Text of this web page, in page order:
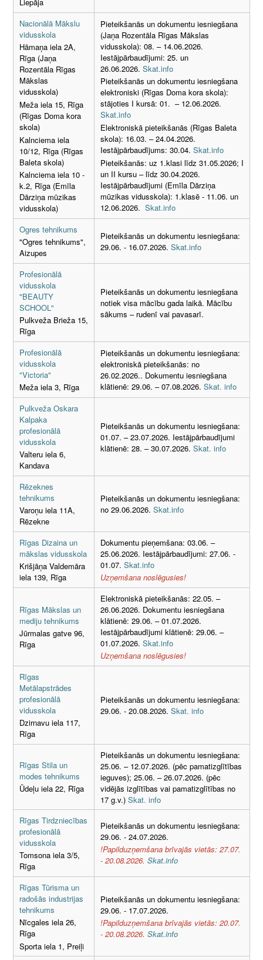
Liepāja
Nacionālā Mākslu
vidusskola
Hāmaņa iela 2A,
Rīga (Jaņa
Rozentāla Rīgas
Mākslas
vidusskola)
Meža iela 15, Rīga
(Rīgas Doma kora
skola)
Kalnciema iela
10/12, Rīga (Rīgas
Baleta skola)
Kalnciema iela 10 -
k.2, Rīga (Emīla
Dārziņa mūzikas
vidusskola)
Pieteikšanās un dokumentu iesniegšana
(Jaņa Rozentāla Rīgas Mākslas
vidusskola): 08. – 14.06.2026.
Iestājpārbaudījumi: 25. un
26.06.2026. Skat.info
Pieteikšanās un dokumentu iesniegšana
elektroniski (Rīgas Doma kora skola):
stājoties I kursā: 01. – 12.06.2026.
Skat.info
Elektroniskā pieteikšanās (Rīgas Baleta
skola): 16.03. – 24.04.2026.
Iestājpārbaudījums: 30.04. Skat.info
Pieteikšanās: uz 1.klasi līdz 31.05.2026; I
un II kursu – līdz 30.04.2026.
Iestājpārbaudījumi (Emīla Dārziņa
mūzikas vidusskola): 1.klasē - 11.06. un
12.06.2026. Skat.info
Ogres tehnikums
"Ogres tehnikums",
Aizupes
Pieteikšanās un dokumentu iesniegšana:
29.06. - 16.07.2026. Skat.info
Profesionālā
vidusskola
"BEAUTY
SCHOOL"
Pulkveža Brieža 15,
Rīga
Pieteikšanās un dokumentu iesniegšana
notiek visa mācību gada laikā. Mācību
sākums – rudenī vai pavasarī.
Profesionālā
vidusskola
"Victoria"
Meža iela 3, Rīga
Pieteikšanās un dokumentu iesniegšana:
elektroniskā pieteikšanās: no
26.02.2026.. Dokumentu iesniegšana
klātienē: 29.06. – 07.08.2026. Skat. info
Pulkveža Oskara
Kalpaka
profesionālā
vidusskola
Valteru iela 6,
Kandava
Pieteikšanās un dokumentu iesniegšana:
01.07. – 23.07.2026. Iestājpārbaudījumi
klātienē: 28. – 30.07.2026. Skat. info
Rēzeknes
tehnikums
Varoņu iela 11A,
Rēzekne
Pieteikšanās un dokumentu iesniegšana:
no 29.06.2026. Skat.info
Rīgas Dizaina un
mākslas vidusskola
Krišjāņa Valdemāra
iela 139, Rīga
Dokumentu pieņemšana: 03.06. –
25.06.2026. Iestājpārbaudījumi: 27.06. -
01.07. Skat.info
Uzņemšana noslēgusies!
Rīgas Mākslas un
mediju tehnikums
Jūrmalas gatve 96,
Rīga
Elektroniskā pieteikšanās: 22.05. –
26.06.2026. Dokumentu iesniegšana
klātienē: 29.06. – 01.07.2026.
Iestājpārbaudījumi klātienē: 29.06. –
01.07.2026. Skat.info
Uzņemšana noslēgusies!
Rīgas
Metālapstrādes
profesionālā
vidusskola
Dzirnavu iela 117,
Rīga
Pieteikšanās un dokumentu iesniegšana:
29.06. - 20.08.2026. Skat. info
Rīgas Stila un
modes tehnikums
Ūdeļu iela 22, Rīga
Pieteikšanās un dokumentu iesniegšana:
25.06. – 12.07.2026. (pēc pamatizglītības
ieguves); 25.06. – 26.07.2026. (pēc
vidējās izglītības vai pamatizglītības no
17 g.v.) Skat. info
Rīgas Tirdzniecības
profesionālā
vidusskola
Tomsona iela 3/5,
Rīga
Pieteikšanās un dokumentu iesniegšana:
29.06. - 24.07.2026.
!Papilduzņemšana brīvajās vietās: 27.07.
- 20.08.2026. Skat.info
Rīgas Tūrisma un
radošās industrijas
tehnikums
Nīcgales iela 26,
Rīga
Sporta iela 1, Preiļi
Pieteikšanās un dokumentu iesniegšana:
29.06. - 17.07.2026.
!Papilduzņemšana brīvajās vietās: 20.07.
- 20.08.2026. Skat.info